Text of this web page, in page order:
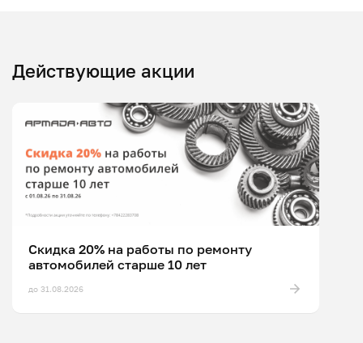
Действующие акции
Скидка 20% на работы по ремонту
автомобилей старше 10 лет
до 31.08.2026